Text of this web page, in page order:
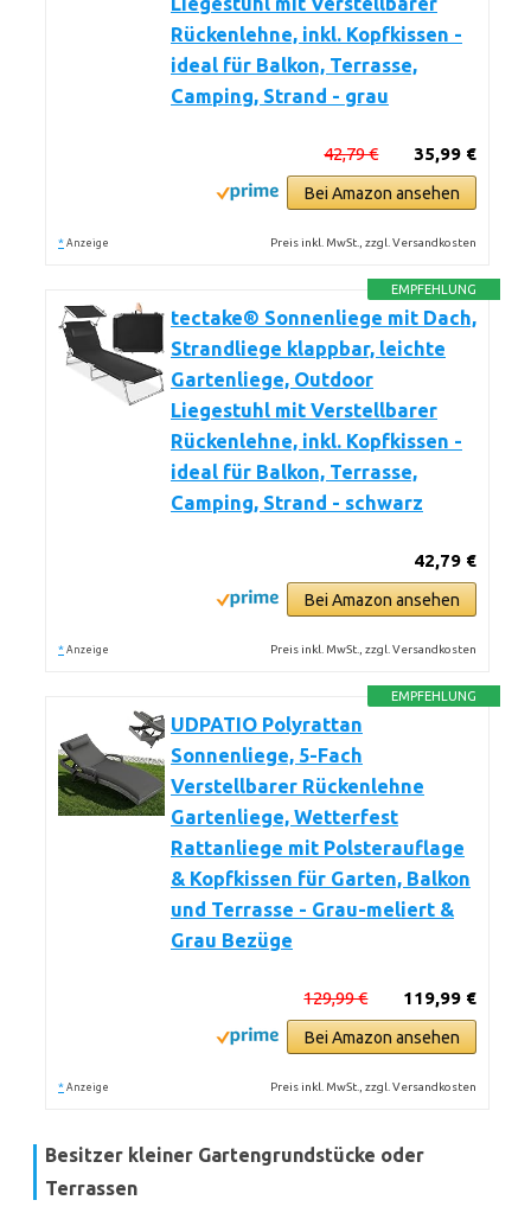
Rückenlehne, inkl. Kopfkissen -
ideal für Balkon, Terrasse,
Camping, Strand - grau
35,99 €
42,79 €
Bei Amazon ansehen
* Anzeige Preis inkl. MwSt., zzgl. Versandkosten
EMPFEHLUNG
tectake® Sonnenliege mit Dach,
Strandliege klappbar, leichte
Gartenliege, Outdoor
Liegestuhl mit Verstellbarer
Rückenlehne, inkl. Kopfkissen -
ideal für Balkon, Terrasse,
Camping, Strand - schwarz
42,79 €
Bei Amazon ansehen
* Anzeige Preis inkl. MwSt., zzgl. Versandkosten
EMPFEHLUNG
UDPATIO Polyrattan
Sonnenliege, 5-Fach
Verstellbarer Rückenlehne
Gartenliege, Wetterfest
Rattanliege mit Polsterauflage
& Kopfkissen für Garten, Balkon
und Terrasse - Grau-meliert &
Grau Bezüge
119,99 €
129,99 €
Bei Amazon ansehen
* Anzeige Preis inkl. MwSt., zzgl. Versandkosten
Besitzer kleiner Gartengrundstücke oder
Terrassen